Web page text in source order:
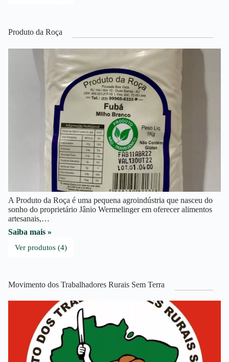
Produto da Roça
A Produto da Roça é uma pequena agroindústria que nasceu do
sonho do proprietário Jânio Wermelinger em oferecer alimentos
artesanais,…
Saiba mais »
Ver produtos (4)
Movimento dos Trabalhadores Rurais Sem Terra